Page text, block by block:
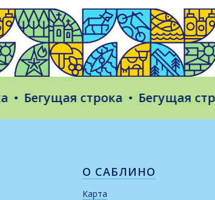
Бегущая строка Бегущая строка
О САБЛИНО
Карта